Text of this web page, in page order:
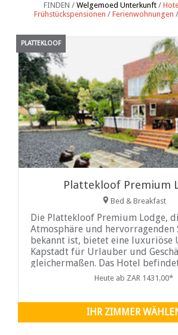
FINDEN / Welgemoed Unterkunft /
Frühstückspensionen / Ferienwohnungen /
PLATTEKLOOF
Plattekloof Premium
Bed & Breakfast
Die Plattekloof Premium Lodge,
Atmosphäre und hervorragenden
bekannt ist, bietet eine luxuriöse
Kapstadt für Urlauber und
gleichermaßen. Das Hotel
Heute ab ZAR 1431.00*
IHR ZIMMER